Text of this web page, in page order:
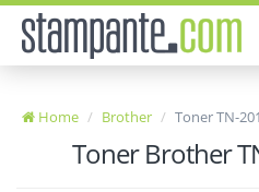
Home Brother Toner TN-
Toner Brother